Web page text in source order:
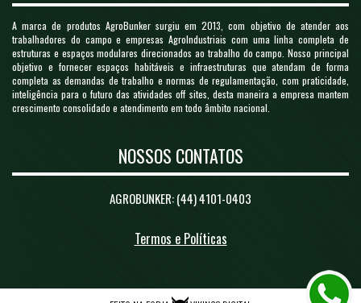
A marca de produtos AgroBunker surgiu em 2013, com objetivo de atender aos
trabalhadores do campo e empresas AgroIndustriais com uma linha completa de
estruturas e espaços modulares direcionados ao trabalho do campo. Nosso principal
objetivo e fornecer espaços habitáveis e infraestruturas que atendam de forma
completa as demandas de trabalho e normas de regulamentação, com praticidade,
inteligência para o futuro das atividades off sites, desta maneira a empresa mantem
crescimento consolidado e atendimento em todo âmbito nacional.
NOSSOS CONTATOS
AGROBUNKER: (44) 4101-0403
Termos e Políticas